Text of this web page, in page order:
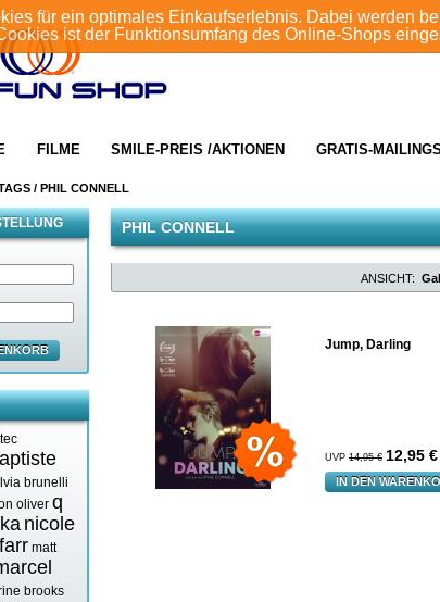
für ein optimales Einkaufserlebnis. Dabei werden
ist der Funktionsumfang des Online-Shops
FILME SMILE-PREIS /AKTIONEN GRATIS-
/ PHIL CONNELL
brunelli
oliver q
nicole
matt
brooks
PHIL CONNELL
ANSICHT:
Jump, Darling
UVP 14,95 € 12,95
IN DEN